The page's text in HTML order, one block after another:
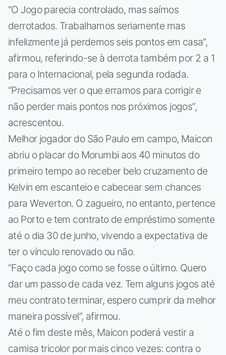
“O Jogo parecia controlado, mas saímos
derrotados. Trabalhamos seriamente mas
infelizmente já perdemos seis pontos em casa”,
afirmou, referindo-se à derrota também por 2 a 1
para o Internacional, pela segunda rodada.
“Precisamos ver o que erramos para corrigir e
não perder mais pontos nos próximos jogos”,
acrescentou.
Melhor jogador do São Paulo em campo, Maicon
abriu o placar do Morumbi aos 40 minutos do
primeiro tempo ao receber belo cruzamento de
Kelvin em escanteio e cabecear sem chances
para Weverton. O zagueiro, no entanto, pertence
ao Porto e tem contrato de empréstimo somente
até o dia 30 de junho, vivendo a expectativa de
ter o vínculo renovado ou não.
“Faço cada jogo como se fosse o último. Quero
dar um passo de cada vez. Tem alguns jogos até
meu contrato terminar, espero cumprir da melhor
maneira possível”, afirmou.
Até o fim deste mês, Maicon poderá vestir a
camisa tricolor por mais cinco vezes: contra o